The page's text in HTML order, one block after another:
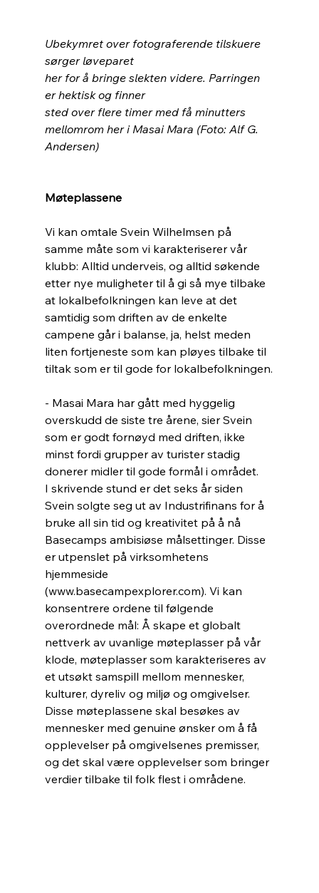
Ubekymret over fotograferende tilskuere
sørger løveparet
her for å bringe slekten videre. Parringen
er hektisk og finner
sted over flere timer med få minutters
mellomrom her i Masai Mara (Foto: Alf G.
Andersen)
Møteplassene
Vi kan omtale Svein Wilhelmsen på
samme måte som vi karakteriserer vår
klubb: Alltid underveis, og alltid søkende
etter nye muligheter til å gi så mye tilbake
at lokalbefolkningen kan leve at det
samtidig som driften av de enkelte
campene går i balanse, ja, helst meden
liten fortjeneste som kan pløyes tilbake til
tiltak som er til gode for lokalbefolkningen.
- Masai Mara har gått med hyggelig
overskudd de siste tre årene, sier Svein
som er godt fornøyd med driften, ikke
minst fordi grupper av turister stadig
donerer midler til gode formål i området.
I skrivende stund er det seks år siden
Svein solgte seg ut av Industrifinans for å
bruke all sin tid og kreativitet på å nå
Basecamps ambisiøse målsettinger. Disse
er utpenslet på virksomhetens
hjemmeside
(www.basecampexplorer.com). Vi kan
konsentrere ordene til følgende
overordnede mål: Å skape et globalt
nettverk av uvanlige møteplasser på vår
klode, møteplasser som karakteriseres av
et utsøkt samspill mellom mennesker,
kulturer, dyreliv og miljø og omgivelser.
Disse møteplassene skal besøkes av
mennesker med genuine ønsker om å få
opplevelser på omgivelsenes premisser,
og det skal være opplevelser som bringer
verdier tilbake til folk flest i områdene.